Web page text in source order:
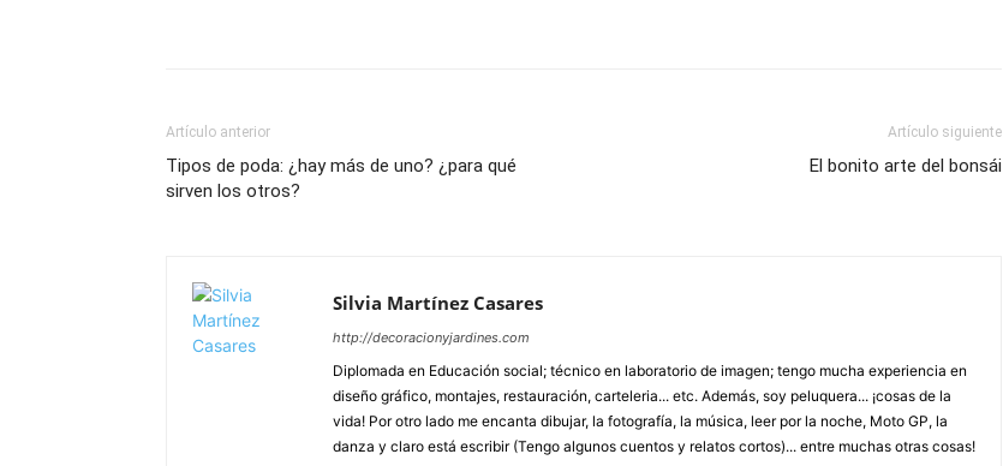
Artículo anterior
Tipos de poda: ¿hay más de uno? ¿para qué
sirven los otros?
Artículo siguiente
El bonito arte del bonsái
Silvia Martínez Casares
http://decoracionyjardines.com
Diplomada en Educación social; técnico en laboratorio de imagen; tengo mucha experiencia en
diseño gráfico, montajes, restauración, carteleria... etc. Además, soy peluquera... ¡cosas de la
vida! Por otro lado me encanta dibujar, la fotografía, la música, leer por la noche, Moto GP, la
danza y claro está escribir (Tengo algunos cuentos y relatos cortos)... entre muchas otras cosas!